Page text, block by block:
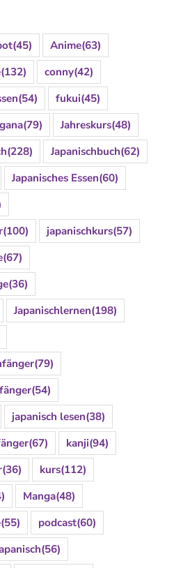
(45) Anime(63)
(132) conny(42)
(54) fukui(45)
(79) Jahreskurs(48)
(228) Japanischbuch(62)
Japanisches Essen(60)
(100) japanischkurs(57)
(67)
(36)
Japanischlernen(198)
(79)
(54)
japanisch lesen(38)
(67) kanji(94)
(36) kurs(112)
Manga(48)
(55) podcast(60)
(56)